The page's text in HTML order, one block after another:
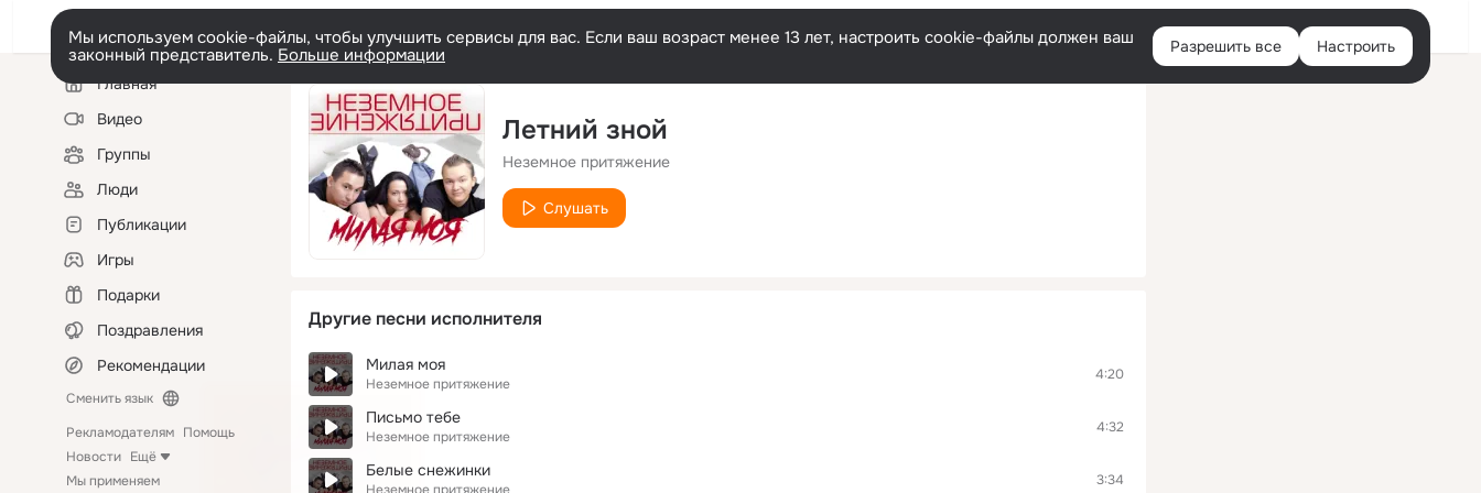
Войти
Мы используем cookie-файлы, чтобы улучшить сервисы для вас. Если ваш возраст менее 13 лет, настроить cookie-файлы должен ваш
законный представитель. Больше информации Разрешить все Настроить
Левая
колонкаГлавная
Видео
Группы
Люди
Публикации
Игры
Подарки
Поздравления
Рекомендации
Сменить язык
Рекламодателям Помощь
Новости Ещё
Мы применяем
Летний зной
Неземное притяжение
Слушать
Другие песни исполнителя
Милая моя
Неземное притяжение
4:20
Письмо тебе
Неземное притяжение
4:32
Белые снежинки 3:34